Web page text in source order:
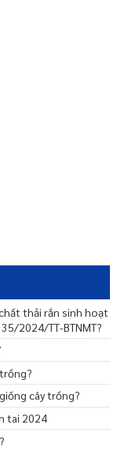
thải rắn sinh hoạt
2024/TT-BTNMT?
cây trồng?
tai 2024